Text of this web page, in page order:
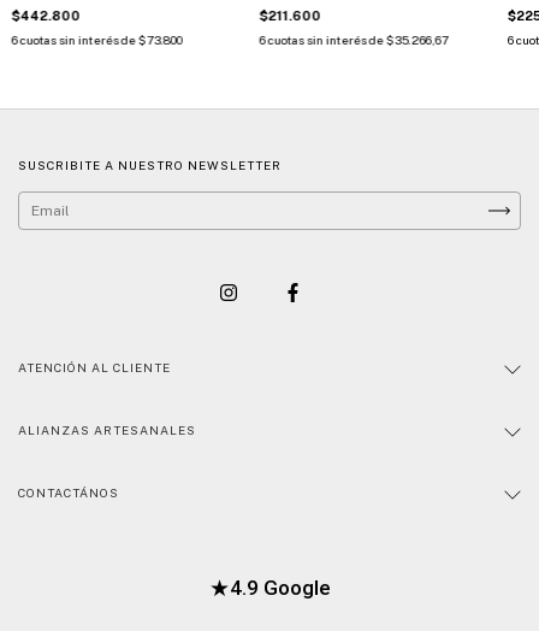
$442.800
6cuotas sin interés de$73.800
$211.600
6cuotas sin interés de$35.266,67
6
SUSCRIBITE A NUESTRO NEWSLETTER
ATENCIÓN AL CLIENTE
ALIANZAS ARTESANALES
CONTACTÁNOS
★4.9 Google